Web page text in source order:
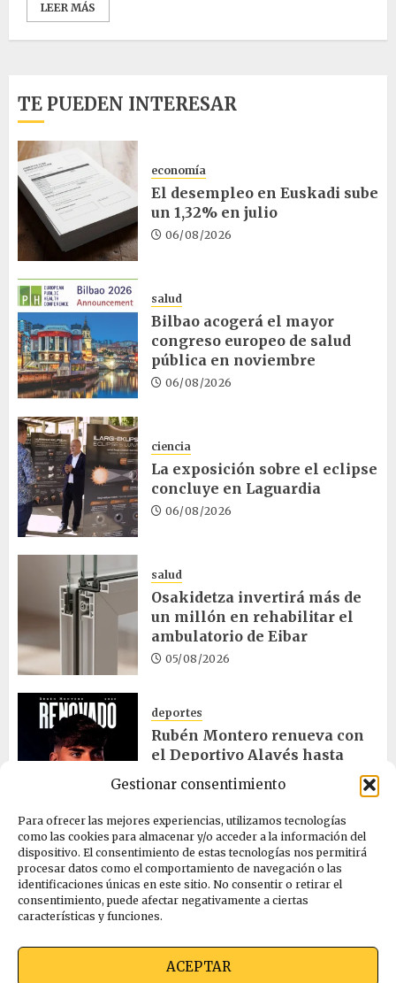
Gestionar consentimiento
Para ofrecer las mejores experiencias, utilizamos tecnologías
como las cookies para almacenar y/o acceder a la información del
dispositivo. El consentimiento de estas tecnologías nos permitirá
procesar datos como el comportamiento de navegación o las
identificaciones únicas en este sitio. No consentir o retirar el
consentimiento, puede afectar negativamente a ciertas
características y funciones.
ACEPTAR
LEER MÁS
TE PUEDEN INTERESAR
economía
El desempleo en Euskadi sube
un 1,32% en julio
06/08/2026
salud
Bilbao acogerá el mayor
congreso europeo de salud
pública en noviembre
06/08/2026
ciencia
La exposición sobre el eclipse
concluye en Laguardia
06/08/2026
salud
Osakidetza invertirá más de
un millón en rehabilitar el
ambulatorio de Eibar
05/08/2026
deportes
Rubén Montero renueva con
el Deportivo Alavés hasta
cultura
Melgosa, Barredo y Hurtado
asisten a la Bajada de Celedón